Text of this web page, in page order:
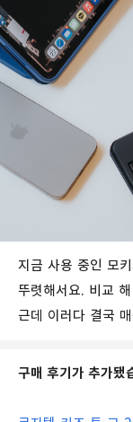
지금 사용 중인 모
뚜렷해서요. 비교
근데 이러다 결국
구매 후기가 추가됐